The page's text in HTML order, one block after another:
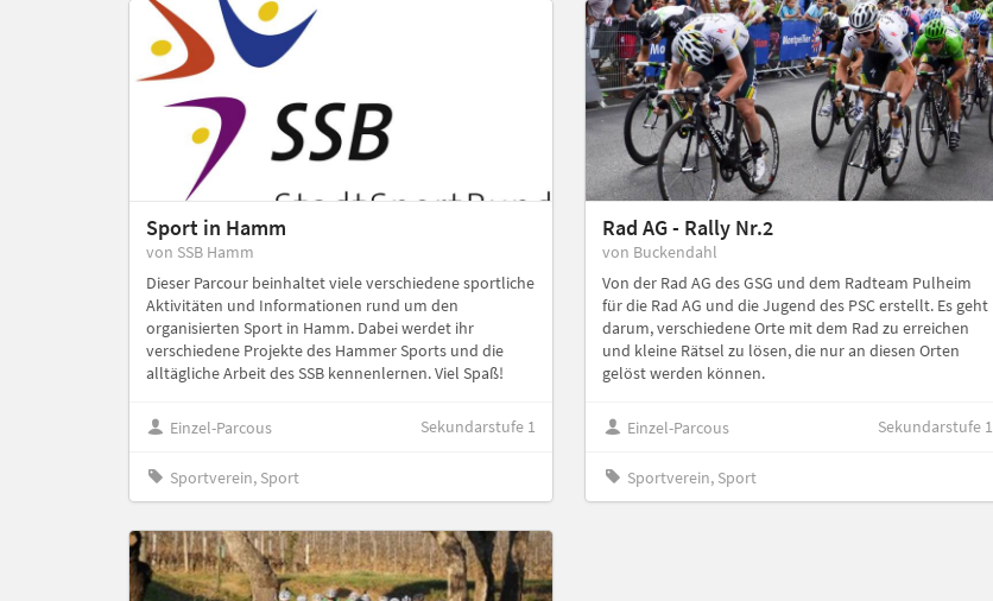
Sport in Hamm
von SSB Hamm
Dieser Parcour beinhaltet viele verschiedene sportliche
Aktivitäten und Informationen rund um den
organisierten Sport in Hamm. Dabei werdet ihr
verschiedene Projekte des Hammer Sports und die
alltägliche Arbeit des SSB kennenlernen. Viel Spaß!
Einzel-Parcous Sekundarstufe 1
Sportverein, Sport
Rad AG - Rally Nr.2
von Buckendahl
Von der Rad AG des GSG und dem Radteam Pulheim
für die Rad AG und die Jugend des PSC erstellt. Es geht
darum, verschiedene Orte mit dem Rad zu erreichen
und kleine Rätsel zu lösen, die nur an diesen Orten
gelöst werden können.
Einzel-Parcous Sekundarstufe 1
Sportverein, Sport